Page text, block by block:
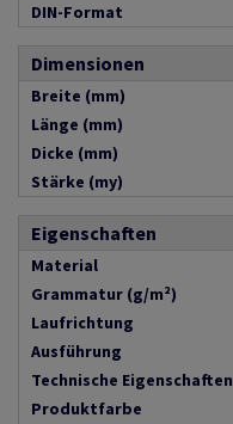
DIN-Format
Dimensionen
Breite (mm)
Länge (mm)
Dicke (mm)
Stärke (my)
Eigenschaften
Material
Grammatur (g/m²)
Laufrichtung
Ausführung
Technische Eigenschaften
Produktfarbe